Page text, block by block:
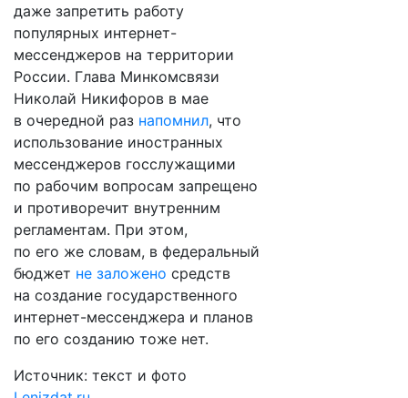
даже запретить работу
популярных интернет-
мессенджеров на территории
России. Глава Минкомсвязи
Николай Никифоров в мае
в очередной раз напомнил, что
использование иностранных
мессенджеров госслужащими
по рабочим вопросам запрещено
и противоречит внутренним
регламентам. При этом,
по его же словам, в федеральный
бюджет не заложено средств
на создание государственного
интернет-мессенджера и планов
по его созданию тоже нет.
Источник: текст и фото